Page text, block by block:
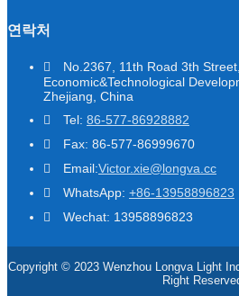
연락처
No.2367, 11th Road 3th
Economic&Technological
Zhejiang, China
Tel: 86-577-86928882
Fax: 86-577-86999670
Email:Victor.xie@longva.cc
WhatsApp: +86-13958896823
Wechat: 13958896823
Copyright © 2023 Wenzhou Longva Light
Right